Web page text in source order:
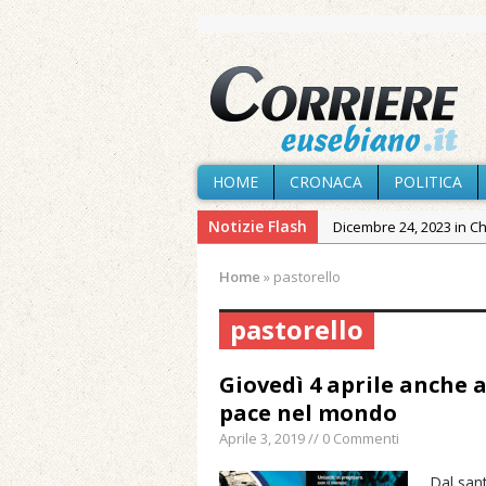
HOME CRONACA POLITICA
Notizie Flash Dicembre 24, 2023 in
Agosto 7, 2026 in
provvisoria»
Agosto 7, 2026 in
Agosto 7, 2026 in Paesi:
Agosto 7, 2026 in
Home » pastorello
pastorello
Giovedì 4 aprile anche
pace nel mondo
Aprile 3, 2019 // 0 Commenti